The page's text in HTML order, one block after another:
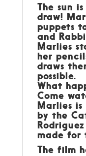
The sun
draw!
puppets
and
Marlies
her
draws
possible.
What
Come
Marlies
by the
made for
The film